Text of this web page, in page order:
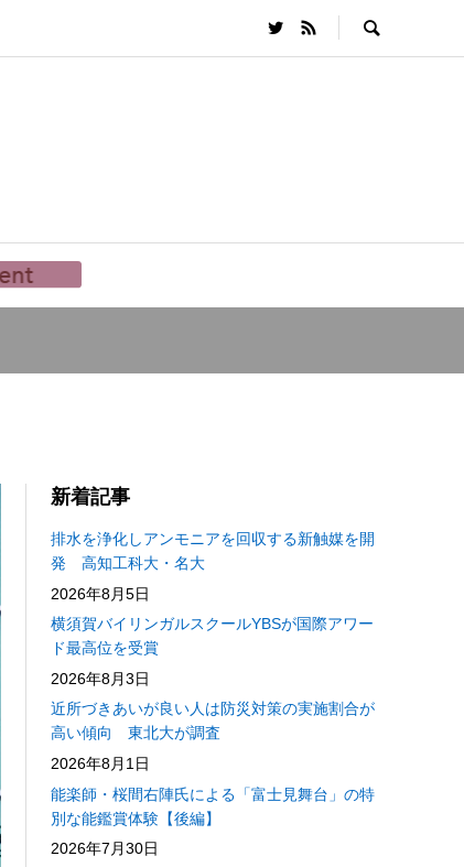
新着記事
排水を浄化しアンモニアを回収する新触媒を開
発 高知工科大・名大
2026年8月5日
横須賀バイリンガルスクールYBSが国際アワー
ド最高位を受賞
2026年8月3日
近所づきあいが良い人は防災対策の実施割合が
高い傾向 東北大が調査
2026年8月1日
能楽師・桜間右陣氏による「富士見舞台」の特
別な能鑑賞体験【後編】
2026年7月30日